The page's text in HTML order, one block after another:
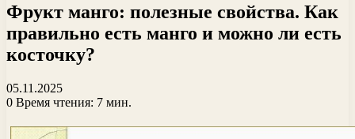
Фрукт манго: полезные свойства. Как
правильно есть манго и можно ли есть
косточку?
05.11.2025
0 Время чтения: 7 мин.